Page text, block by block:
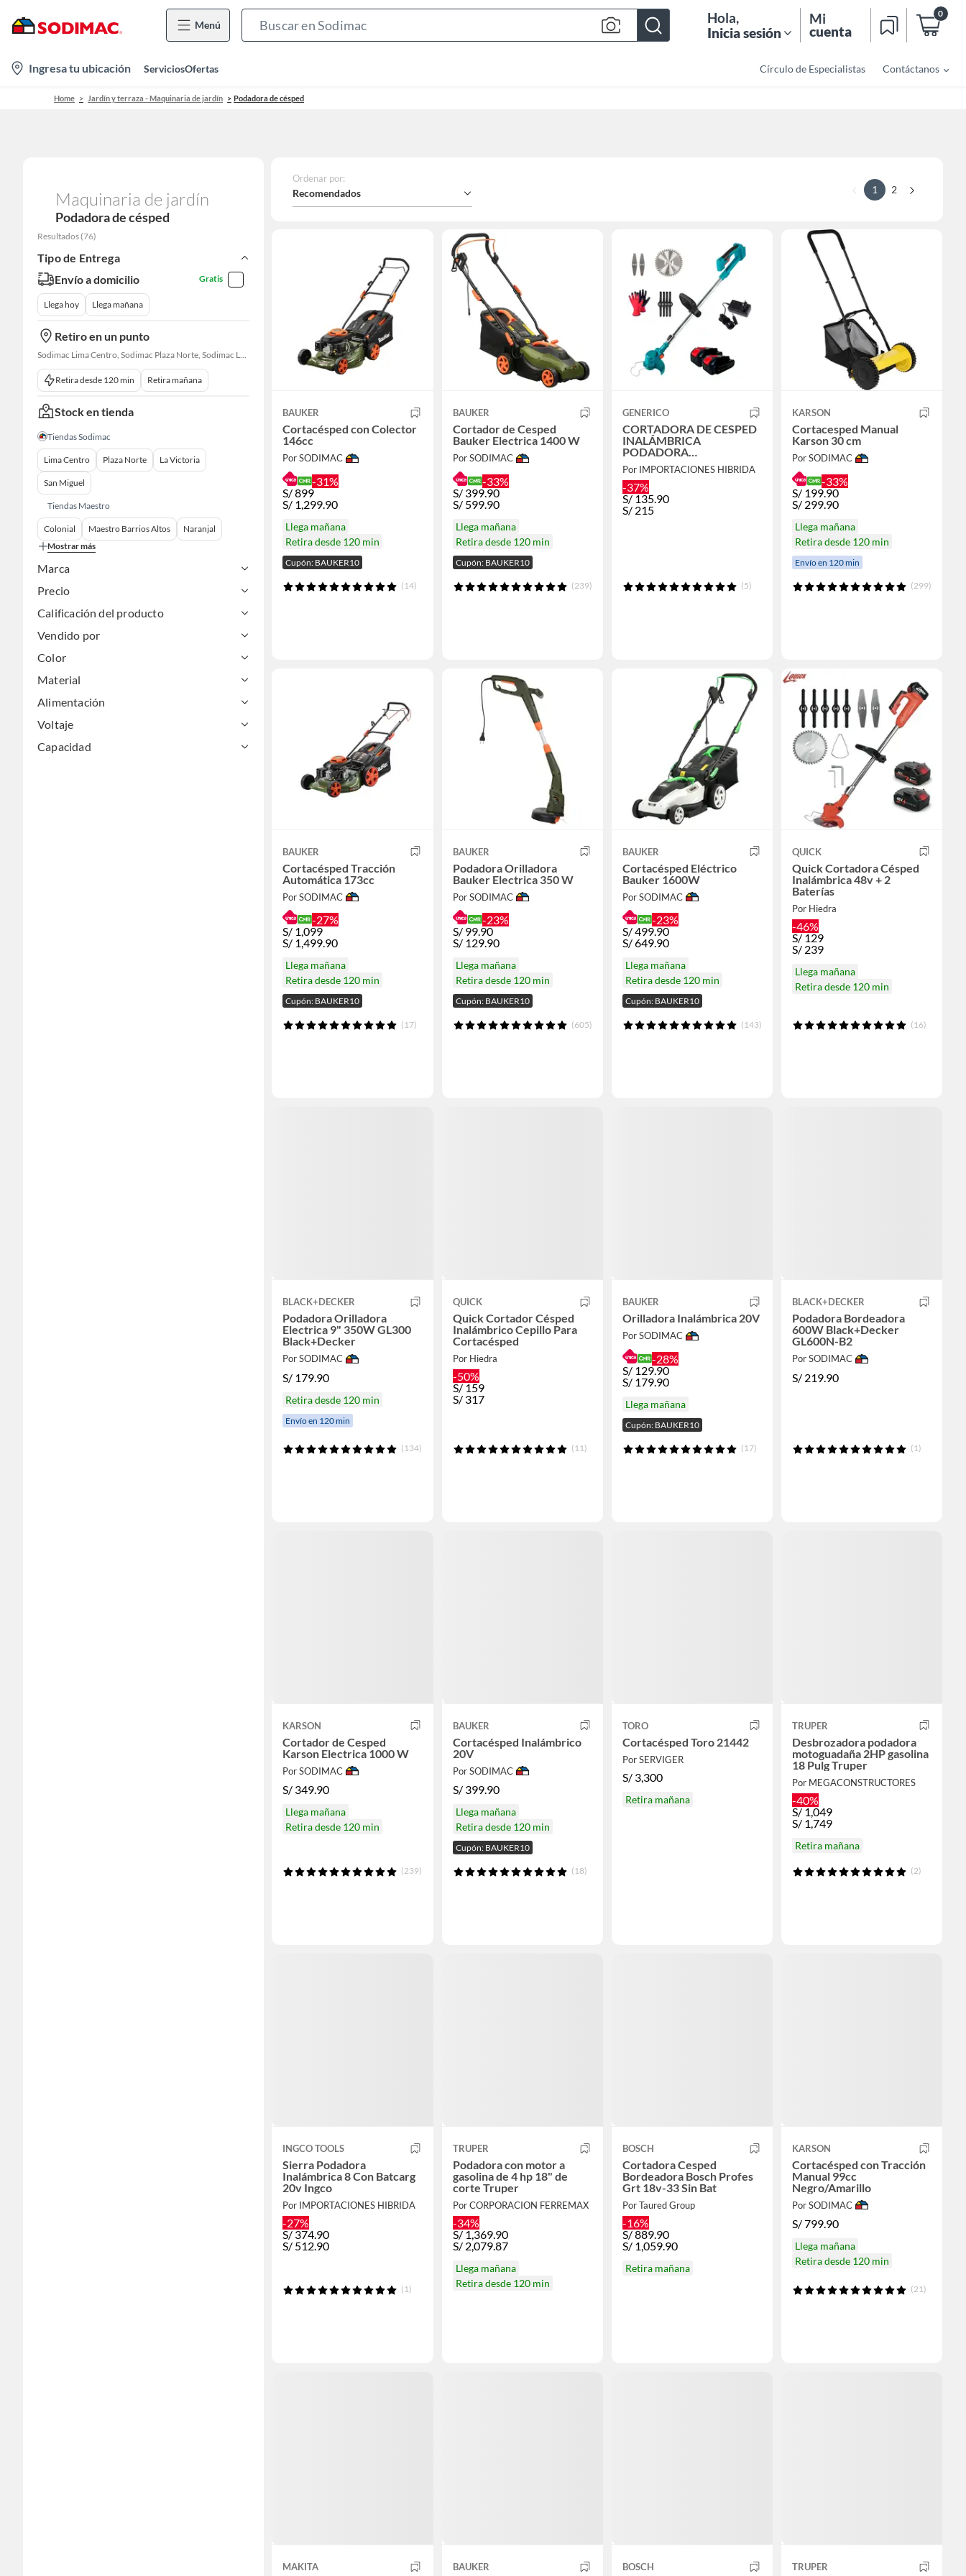
Menú
Bar
Hola,
Inicia sesión
Mi
cuenta
0
location-
icon
Ingresa tu ubicación ServiciosOfertas Círculo de Especialistas Contáctanos
Home Jardín y terraza - Maquinaria de jardín Podadora de césped
Maquinaria de jardín
Podadora de césped
Resultados (76)
Tipo de Entrega
Envío a domicilio
Gratis
Llega hoy Llega mañana
Retiro en un punto
Sodimac Lima Centro, Sodimac Plaza Norte, Sodimac La Victoria, Sodimac San Miguel, Sodimac S. J. Lurigancho, Sodimac Primavera, Sodimac Chacarilla, Sodimac Av. La Molina, Sodimac Colonial, Maestro Barrios Altos, Sodimac Naranjal
Retira desde 120 min Retira mañana
Stock en tienda
Tiendas Sodimac
Lima Centro Plaza Norte La Victoria
San Miguel
Tiendas Maestro
Colonial Maestro Barrios Altos
Naranjal
Mostrar más
Marca
Precio
Calificación del producto
Vendido por
Color
Material
Alimentación
Voltaje
Capacidad
Ordenar por:
Recomendados 1 2
BAUKER
Cortacésped con Colector
146cc
Por SODIMAC
-31%
S/899
S/ 1,299.90
Llega mañana
Retira desde 120 min
Cupón: BAUKER10
(14)
BAUKER
Cortador de Cesped
Bauker Electrica 1400 W
Por SODIMAC
-33%
S/ 399.90
S/ 599.90
Llega mañana
Retira desde 120 min
Cupón: BAUKER10
(239)
GENERICO
CORTADORA DE CESPED
INALÁMBRICA
PODADORA
DESMALEZADORA
Por IMPORTACIONES HIBRIDA
-37%
S/ 135.90
S/ 215
(5)
KARSON
Cortacesped Manual
Karson 30 cm
Por SODIMAC
-33%
S/ 199.90
S/ 299.90
Llega mañana
Retira desde 120 min
Envío en 120 min
(299)
BAUKER
Cortacésped Tracción
Automática 173cc
Por SODIMAC
-27%
S/ 1,099
S/ 1,499.90
Llega mañana
Retira desde 120 min
Cupón: BAUKER10
(17)
BAUKER
Podadora Orilladora
Bauker Electrica 350 W
Por SODIMAC
-23%
S/ 99.90
S/ 129.90
Llega mañana
Retira desde 120 min
Cupón: BAUKER10
(605)
BAUKER
Cortacésped Eléctrico
Bauker 1600W
Por SODIMAC
-23%
S/499.90
S/649.90
Llega mañana
Retira desde 120 min
Cupón: BAUKER10
(143)
QUICK
Quick Cortadora Césped
Inalámbrica 48v + 2
Baterías
Por Hiedra
-46%
S/129
S/ 239
Llega mañana
Retira desde 120 min
(16)
BLACK+DECKER
Podadora Orilladora
Electrica 9" 350W GL300
Black+Decker
Por SODIMAC
S/ 179.90
Retira desde 120 min
Envío en 120 min
(134)
QUICK
Quick Cortador Césped
Inalámbrico Cepillo Para
Cortacésped
Por Hiedra
-50%
S/159
S/ 317
(11)
BAUKER
Orilladora Inalámbrica 20V
Por SODIMAC
-28%
S/ 129.90
S/ 179.90
Llega mañana
Cupón: BAUKER10
(17)
BLACK+DECKER
Podadora Bordeadora
600W Black+Decker
GL600N-B2
Por SODIMAC
S/ 219.90
(1)
KARSON
Cortador de Cesped
Karson Electrica 1000 W
Por SODIMAC
S/ 349.90
Llega mañana
Retira desde 120 min
(239)
BAUKER
Cortacésped Inalámbrico
20V
Por SODIMAC
S/ 399.90
Llega mañana
Retira desde 120 min
Cupón: BAUKER10
(18)
TORO
Cortacésped Toro 21442
Por SERVIGER
S/ 3,300
Retira mañana
TRUPER
Desbrozadora podadora
motoguadaña 2HP gasolina
18 Pulg Truper
Por MEGACONSTRUCTORES
-40%
S/1,049
S/ 1,749
Retira mañana
(2)
INGCO TOOLS
Sierra Podadora
Inalámbrica 8 Con Batcarg
20v Ingco
Por IMPORTACIONES HIBRIDA
-27%
S/374.90
S/ 512.90
(1)
TRUPER
Podadora con motor a
gasolina de 4 hp 18" de
corte Truper
Por CORPORACION FERREMAX
-34%
S/1,369.90
S/ 2,079.87
Llega mañana
Retira desde 120 min
BOSCH
Cortadora Cesped
Bordeadora Bosch Profes
Grt 18v-33 Sin Bat
Por Taured Group
-16%
S/889.90
S/ 1,059.90
Retira mañana
KARSON
Cortacésped con Tracción
Manual 99cc
Negro/Amarillo
Por SODIMAC
S/799.90
Llega mañana
Retira desde 120 min
(21)
MAKITA BAUKER BOSCH TRUPER